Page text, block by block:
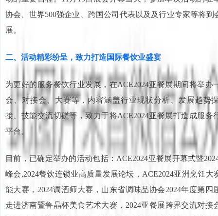
协会、世界500强企业、跨国公司代表以及及行业专家等将到
展。
二、活动精彩纷呈，致力打造国际餐饮业盛宴
为更好的服务餐饮行业发展，在ACE2024亚餐展期间将举办
会、对接会、大赛等，内容涵盖行业现状分析、发展趋势
接、技能交流切磋等，致力于将ACE2024亚餐展打造成服务
平台。
目前，已确定举办的活动包括：ACE2024亚餐展开幕式暨
峰会,2024餐饮连锁业高质量发展论坛，ACE2024亚洲烹饪大
能大赛，2024调酒师大赛，山东省调味品协会2024年度第
走进济南暨鲁晶杯美食艺术大赛，2024亚餐展跨界交流对接